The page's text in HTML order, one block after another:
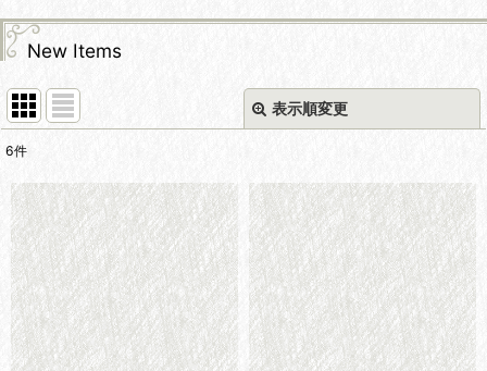
New Items
表示順変更
並び順 :
絞り込む
6件